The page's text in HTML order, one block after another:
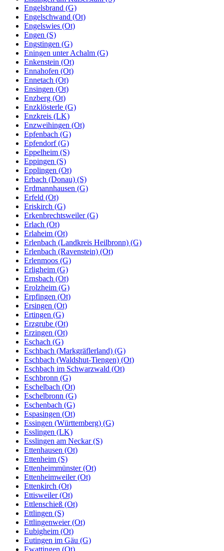
Engelsbrand (G)
Engelschwand (Ot)
Engelswies (Ot)
Engen (S)
Engstingen (G)
Eningen unter Achalm (G)
Enkenstein (Ot)
Ennahofen (Ot)
Ennetach (Ot)
Ensingen (Ot)
Enzberg (Ot)
Enzklösterle (G)
Enzkreis (LK)
Enzweihingen (Ot)
Epfenbach (G)
Epfendorf (G)
Eppelheim (S)
Eppingen (S)
Epplingen (Ot)
Erbach (Donau) (S)
Erdmannhausen (G)
Erfeld (Ot)
Eriskirch (G)
Erkenbrechtsweiler (G)
Erlach (Ot)
Erlaheim (Ot)
Erlenbach (Landkreis Heilbronn) (G)
Erlenbach (Ravenstein) (Ot)
Erlenmoos (G)
Erligheim (G)
Ernsbach (Ot)
Erolzheim (G)
Erpfingen (Ot)
Ersingen (Ot)
Ertingen (G)
Erzgrube (Ot)
Erzingen (Ot)
Eschach (G)
Eschbach (Markgräflerland) (G)
Eschbach (Waldshut-Tiengen) (Ot)
Eschbach im Schwarzwald (Ot)
Eschbronn (G)
Eschelbach (Ot)
Eschelbronn (G)
Eschenbach (G)
Espasingen (Ot)
Essingen (Württemberg) (G)
Esslingen (LK)
Esslingen am Neckar (S)
Ettenhausen (Ot)
Ettenheim (S)
Ettenheimmünster (Ot)
Ettenheimweiler (Ot)
Ettenkirch (Ot)
Ettisweiler (Ot)
Ettlenschieß (Ot)
Ettlingen (S)
Ettlingenweier (Ot)
Eubigheim (Ot)
Eutingen im Gäu (G)
Ewattingen (Ot)